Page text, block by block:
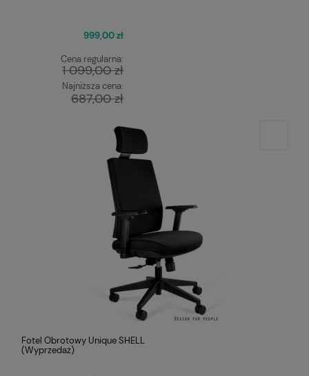
999,00 zł
Cena regularna:
1 099,00 zł
Najniższa cena:
687,00 zł
Fotel Obrotowy Unique SHELL
(Wyprzedaż)